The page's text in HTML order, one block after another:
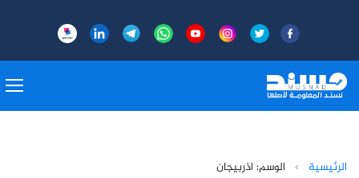
الرئيسية › الوسم: اذربيجان